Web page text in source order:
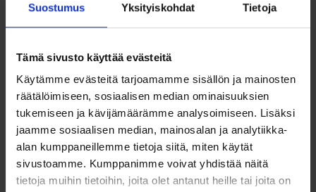
Suostumus Yksityiskohdat Tietoja
Tämä sivusto käyttää evästeitä
Käytämme evästeitä tarjoamamme sisällön ja mainosten
räätälöimiseen, sosiaalisen median ominaisuuksien
tukemiseen ja kävijämäärämme analysoimiseen. Lisäksi
jaamme sosiaalisen median, mainosalan ja analytiikka-
alan kumppaneillemme tietoja siitä, miten käytät
sivustoamme. Kumppanimme voivat yhdistää näitä
tietoja muihin tietoihin, joita olet antanut heille tai joita on
Pituus:Säädettävissä 15+3 cm
Ohjeita sormuksen tai korun
koon valintaan
Tutustu ohjeisiin